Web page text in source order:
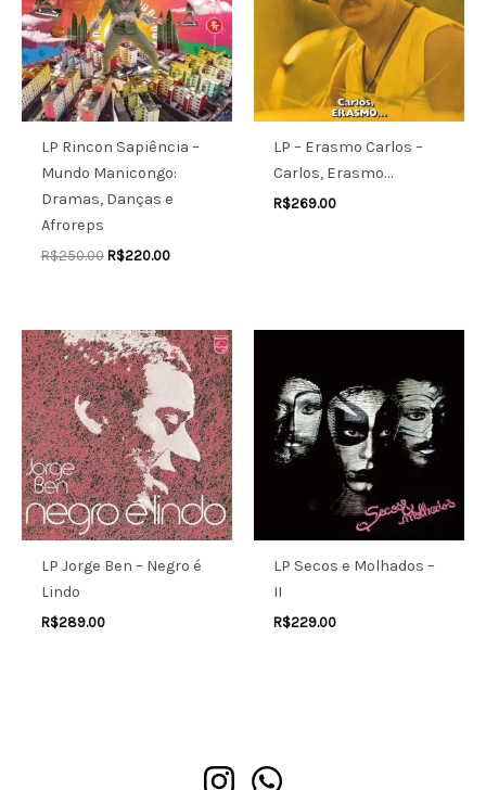
LP Rincon Sapiência –
Mundo Manicongo:
Dramas, Danças e
Afroreps
R$250.00 R$220.00
LP – Erasmo Carlos –
Carlos, Erasmo…
R$269.00
LP Jorge Ben – Negro é
Lindo
R$289.00
LP Secos e Molhados –
II
R$229.00